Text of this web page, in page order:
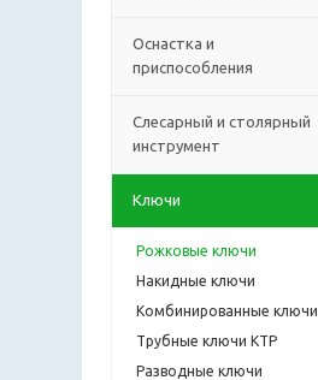
Оснастка и
приспособления
Слесарный и столярный
инструмент
Ключи
Рожковые ключи
Накидные ключи
Комбинированные ключи
Трубные ключи КТР
Разводные ключи